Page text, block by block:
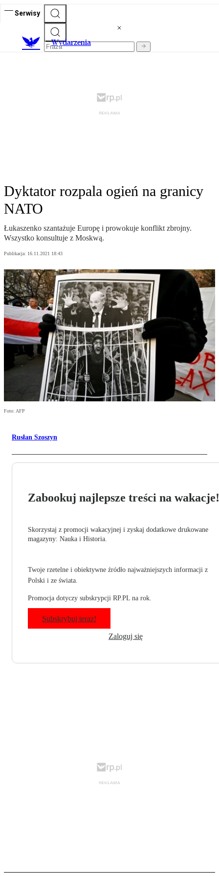
Serwisy
Wydarzenia
Dyktator rozpala ogień na granicy
NATO
Łukaszenko szantażuje Europę i prowokuje konflikt zbrojny.
Wszystko konsultuje z Moskwą.
Publikacja: 16.11.2021 18:43
Foto: AFP
Rusłan Szoszyn
Zabookuj najlepsze treści na wakacje!
Skorzystaj z promocji wakacyjnej i zyskaj dodatkowe drukowane
magazyny: Nauka i Historia.
Twoje rzetelne i obiektywne źródło najważniejszych informacji z
Polski i ze świata.
Promocja dotyczy subskrypcji RP.PL na rok.
Subskrybuj teraz!
Zaloguj się